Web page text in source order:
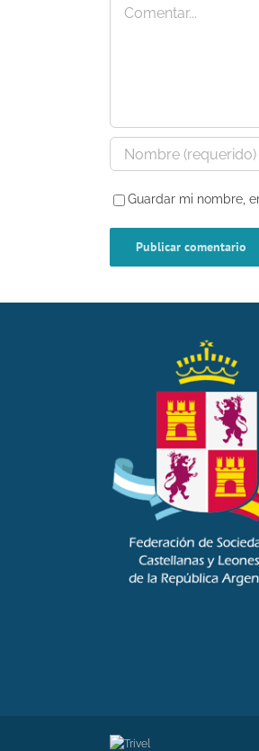
Guardar mi nombre,